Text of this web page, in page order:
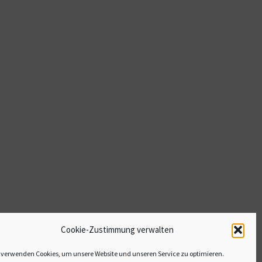
Cookie-Zustimmung verwalten
verwenden Cookies, um unsere Website und unseren Service zu optimieren.